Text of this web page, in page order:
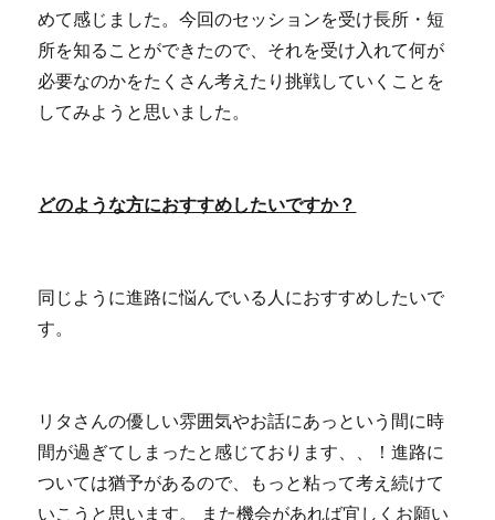
めて感じました。今回のセッションを受け長所・短
所を知ることができたので、それを受け入れて何が
必要なのかをたくさん考えたり挑戦していくことを
してみようと思いました。
どのような方におすすめしたいですか？
同じように進路に悩んでいる人におすすめしたいで
す。
リタさんの優しい雰囲気やお話にあっという間に時
間が過ぎてしまったと感じております、、！進路に
ついては猶予があるので、もっと粘って考え続けて
いこうと思います。 また機会があれば宜しくお願い